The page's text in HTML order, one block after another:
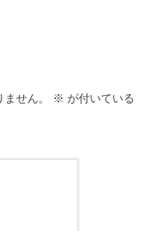
せん。 ※ が付いている